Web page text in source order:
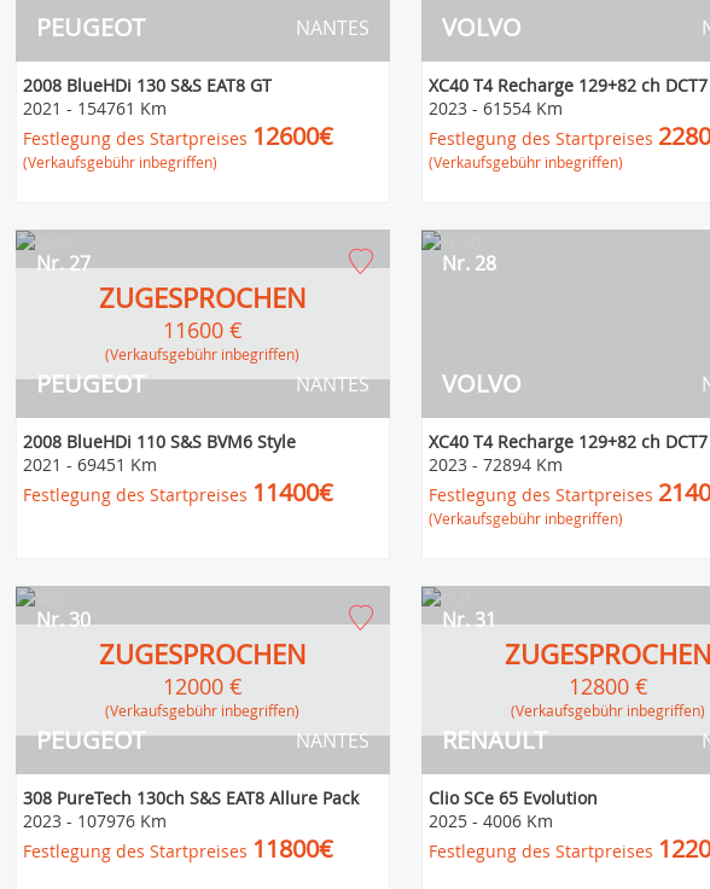
PEUGEOT NANTES
2008 BlueHDi 130 S&S EAT8 GT
2021 - 154761 Km
Festlegung des Startpreises 12600€
(Verkaufsgebühr inbegriffen)
VOLVO
XC40 T4 Recharge 129+82 ch
2023- 61554 Km
Festlegung des Startpreises
(Verkaufsgebühr inbegriffen)
PEUGEOT
Nr. 27
NANTES
ZUGESPROCHEN
11600 €
(Verkaufsgebühr inbegriffen)
2008 BlueHDi 110 S&S BVM6 Style
2021 - 69451 Km
Festlegung des Startpreises 11400€
VOLVO
Nr. 28
XC40 T4 Recharge 129+82 ch
2023- 72894 Km
Festlegung des Startpreises
(Verkaufsgebühr inbegriffen)
PEUGEOT
Nr. 30
NANTES
ZUGESPROCHEN
12000 €
(Verkaufsgebühr inbegriffen)
308 PureTech 130ch S&S EAT8 Allure Pack
2023- 107976 Km
Festlegung des Startpreises 11800€
RENAULT
Nr. 31
ZUGESPROCHEN
12800 €
(Verkaufsgebühr inbegriffen)
Clio SCe 65 Evolution
2025- 4006 Km
Festlegung des Startpreises